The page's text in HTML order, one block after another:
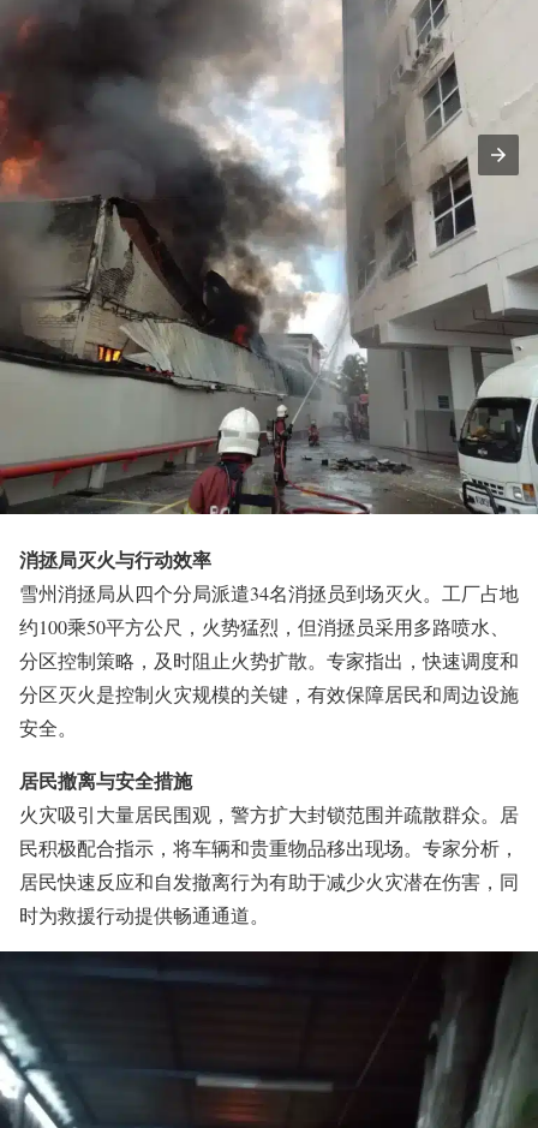
消拯局灭火与行动效率
雪州消拯局从四个分局派遣34名消拯员到场灭火。工厂占地
约100乘50平方公尺，火势猛烈，但消拯员采用多路喷水、
分区控制策略，及时阻止火势扩散。专家指出，快速调度和
分区灭火是控制火灾规模的关键，有效保障居民和周边设施
安全。
居民撤离与安全措施
火灾吸引大量居民围观，警方扩大封锁范围并疏散群众。居
民积极配合指示，将车辆和贵重物品移出现场。专家分析，
居民快速反应和自发撤离行为有助于减少火灾潜在伤害，同
时为救援行动提供畅通通道。